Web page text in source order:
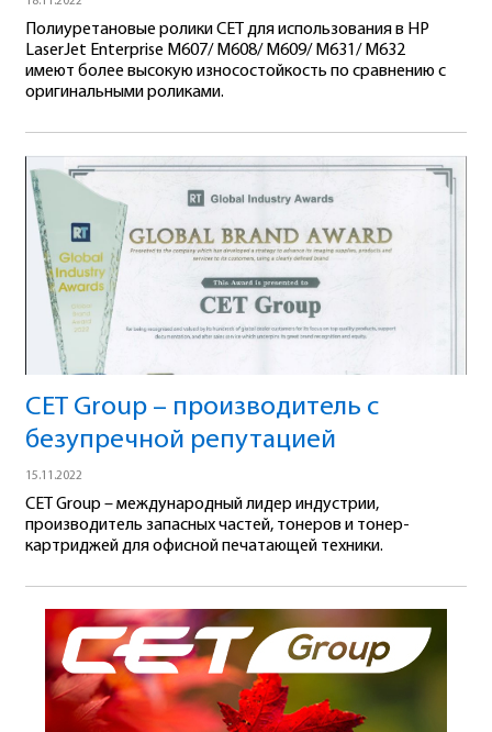
Полиуретановые ролики CET для использования в HP
LaserJet Enterprise M607/ M608/ M609/ M631/ M632
имеют более высокую износостойкость по сравнению с
оригинальными роликами.
CET Group – производитель с
безупречной репутацией
15.11.2022
CET Group – международный лидер индустрии,
производитель запасных частей, тонеров и тонер-
картриджей для офисной печатающей техники.